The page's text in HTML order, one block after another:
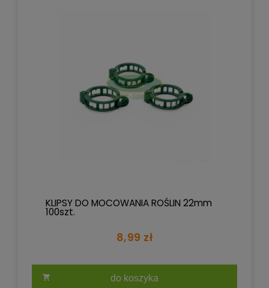
KLIPSY DO MOCOWANIA ROŚLIN 22mm
100szt.
8,99 zł
do koszyka